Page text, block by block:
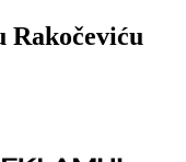
Rakočeviću